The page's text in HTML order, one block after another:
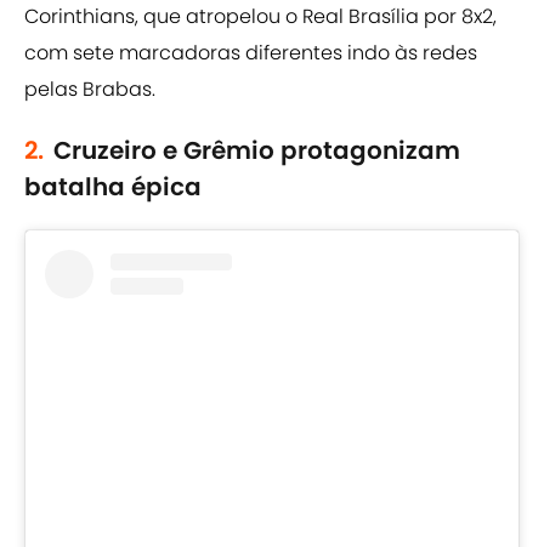
Corinthians, que atropelou o Real Brasília por 8x2,
com sete marcadoras diferentes indo às redes
pelas Brabas.
2. Cruzeiro e Grêmio protagonizam
batalha épica